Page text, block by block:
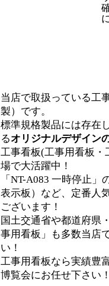
当店で取扱っている工
製）です。
標準規格製品には存在
るオリジナルデザイン
工事看板(工事用看板
場で大活躍中！
「NT-A083 一時停止
表示板）など、定番人
ございます！
国土交通省や都道府県
事用看板」も多数当店
い！
工事用看板なら実績豊
博覧会にお任せ下さい